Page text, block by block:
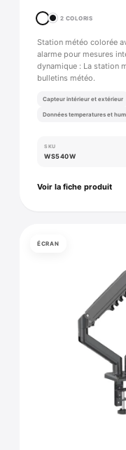
2 COLORIS
Station météo colorée
alarme pour mesures
dynamique : La station
bulletins météo.
Capteur intérieur et extérieur
Données temperatures et
SKU
WS540W
Voir la fiche produit
ÉCRAN